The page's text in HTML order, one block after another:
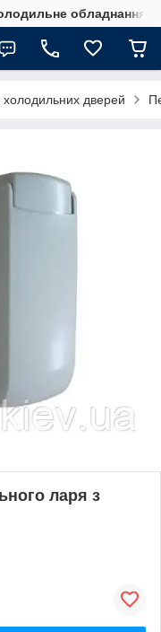
обладнання.
холодильних дверей
ларя з